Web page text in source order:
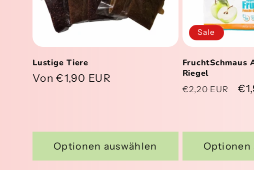
Lustige Tiere
Normaler
Von €1,90 EUR
Optionen auswählen
Sale
FruchtSchmaus
Riegel
Normaler
€2,20 EUR
Optionen